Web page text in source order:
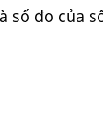
số đo của